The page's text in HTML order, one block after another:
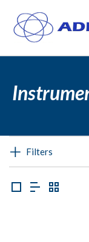
Filters